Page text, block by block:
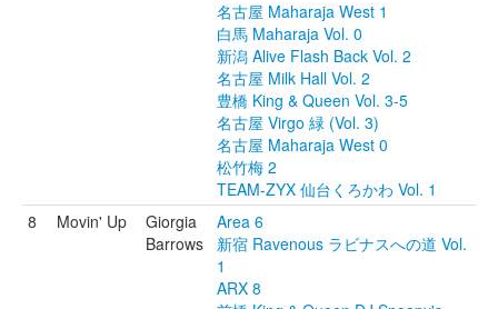
名古屋 Maharaja West 1
白馬 Maharaja Vol. 0
新潟 Alive Flash Back Vol. 2
名古屋 Milk Hall Vol. 2
豊橋 King & Queen Vol. 3-5
名古屋 Virgo 緑 (Vol. 3)
名古屋 Maharaja West 0
松竹梅 2
TEAM-ZYX 仙台くろかわ Vol. 1
8
Movin' Up
Giorgia
Barrows
Area 6
新宿 Ravenous ラビナスへの道 Vol.
1
ARX 8